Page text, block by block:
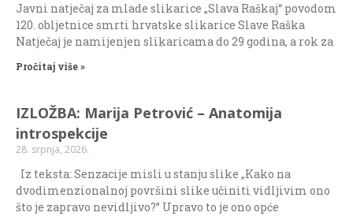
Javni natječaj za mlade slikarice „Slava Raškaj“ povodom
120. obljetnice smrti hrvatske slikarice Slave Raška
Natječaj je namijenjen slikaricama do 29 godina, a rok za
Pročitaj više »
IZLOŽBA: Marija Petrović – Anatomija
introspekcije
28. srpnja, 2026.
Iz teksta: Senzacije misli u stanju slike „Kako na
dvodimenzionalnoj površini slike učiniti vidljivim ono
što je zapravo nevidljivo?” Upravo to je ono opće